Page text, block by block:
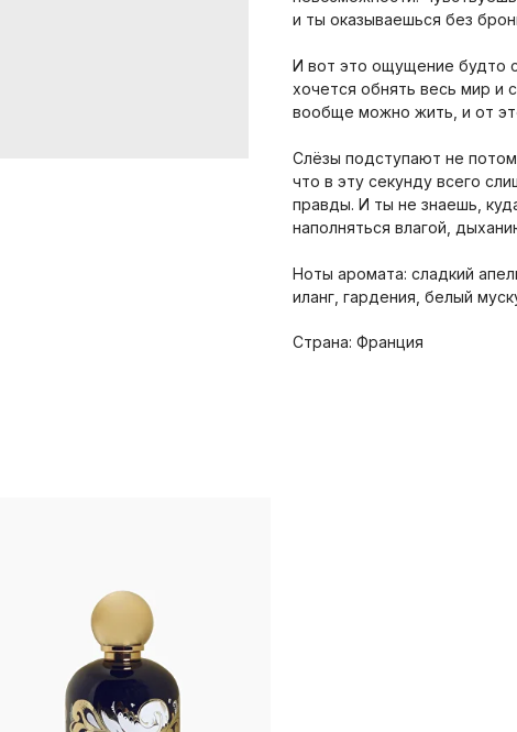
и ты оказываешься без
И вот это ощущение будто
хочется обнять весь мир и
вообще можно жить, и от
Слёзы подступают не
что в эту секунду всего
правды. И ты не знаешь,
наполняться влагой,
Ноты аромата: сладкий
иланг, гардения, белый
Страна: Франция